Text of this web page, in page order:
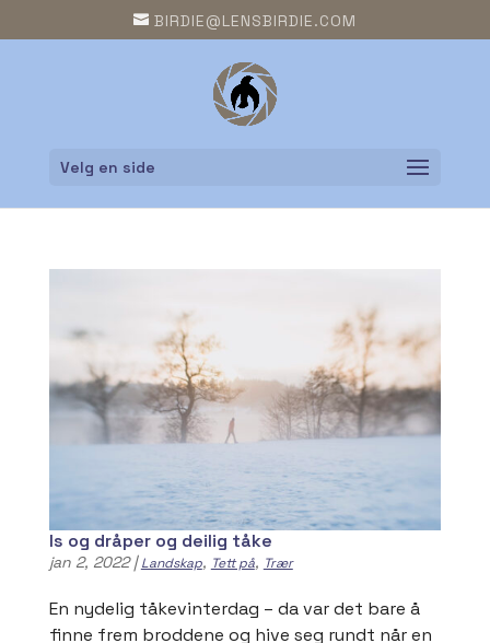
BIRDIE@LENSBIRDIE.COM
Velg en side
Is og dråper og deilig tåke
jan 2, 2022|Landskap, Tett på, Trær
En nydelig tåkevinterdag – da var det bare å
finne frem broddene og hive seg rundt når en